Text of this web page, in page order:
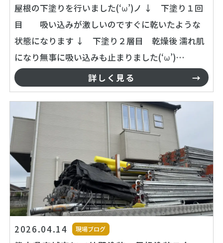
屋根の下塗りを行いました(‘ω’)ノ ↓ 下塗り１回
目 吸い込みが激しいのですぐに乾いたような
状態になります ↓ 下塗り２層目 乾燥後 濡れ肌
になり無事に吸い込みも止まりました(‘ω’)…
詳しく見る
2026.04.14 現場ブログ